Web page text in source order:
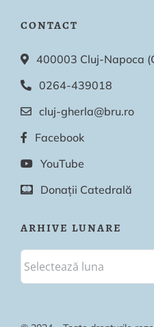
CONTACT
400003 Cluj-Napoca
0264-439018
cluj-gherla@bru.ro
Facebook
YouTube
Donații Catedrală
ARHIVE LUNARE